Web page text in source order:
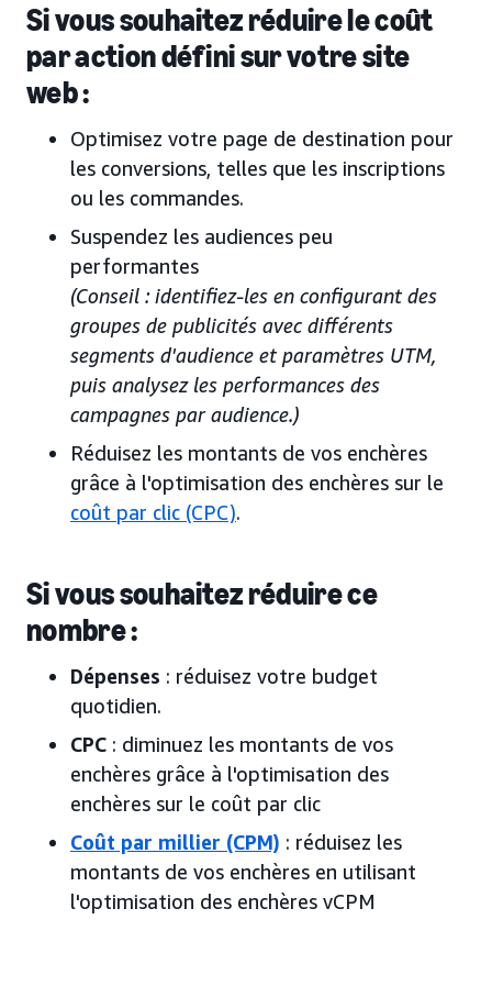
Si vous souhaitez réduire le coût
par action défini sur votre site
web :
Optimisez votre page de destination pour
les conversions, telles que les inscriptions
ou les commandes.
Suspendez les audiences peu
performantes
(Conseil : identifiez-les en configurant des
groupes de publicités avec différents
segments d'audience et paramètres UTM,
puis analysez les performances des
campagnes par audience.)
Réduisez les montants de vos enchères
grâce à l'optimisation des enchères sur le
coût par clic (CPC).
Si vous souhaitez réduire ce
nombre :
Dépenses : réduisez votre budget
quotidien.
CPC : diminuez les montants de vos
enchères grâce à l'optimisation des
enchères sur le coût par clic
Coût par millier (CPM) : réduisez les
montants de vos enchères en utilisant
l'optimisation des enchères vCPM